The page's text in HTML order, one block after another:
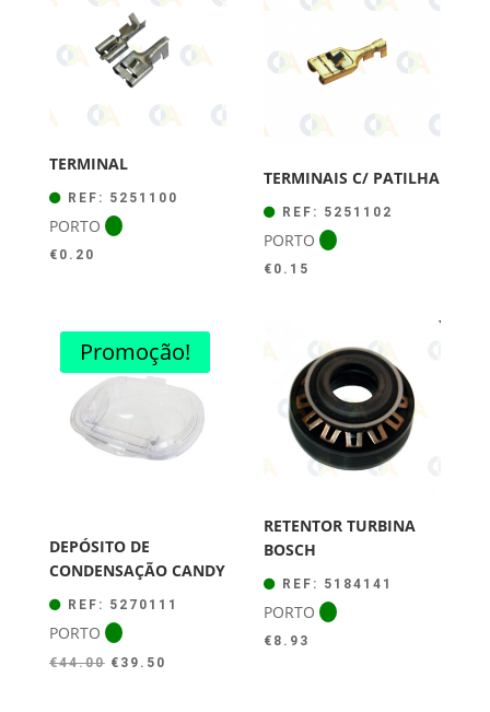
TERMINAL
REF: 5251100
PORTO
€ 0.20
TERMINAIS C/ PATILHA
REF: 5251102
PORTO
€ 0.15
Promoção!
DEPÓSITO DE
CONDENSAÇÃO CANDY
REF: 5270111
PORTO
€44.00 O
€ 39.50
RETENTOR TURBINA
BOSCH
REF: 5184141
PORTO
€ 8.93